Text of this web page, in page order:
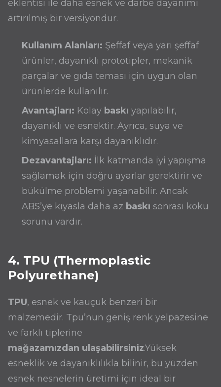
eklentisi ile daha esnek ve darbe dayanımı
artırılmış bir versiyondur.
Kullanım Alanları: Şeffaf veya yarı şeffaf
ürünler, dayanıklı prototipler, mekanik
parçalar ve gıda teması için uygun olan
ürünlerde kullanılır.
Avantajları: Kolay baskı yapılabilir,
dayanıklı ve esnektir. Ayrıca, suya ve
kimyasallara karşı dayanıklıdır.
Dezavantajları: İlk katmanda iyi yapışma
sağlamak için doğru ayarlar gerektirir ve
bükülme problemi yaşanabilir. Ancak
ABS’ye kıyasla daha az baskı sonrası koku
sorunu vardır.
4. TPU (Thermoplastic
Polyurethane)
TPU, esnek ve kauçuk benzeri bir
malzemedir. Tpu’nun geniş renk yelpazesine
ve farklı tiplerine
mağazamızdan ulaşabilirsiniz.Yüksek
esneklik ve dayanıklılıkla bilinir, bu yüzden
esnek nesnelerin üretimi için ideal bir